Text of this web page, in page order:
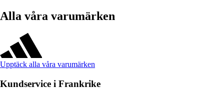
Alla våra varumärken
Upptäck alla våra varumärken
Kundservice i Frankrike